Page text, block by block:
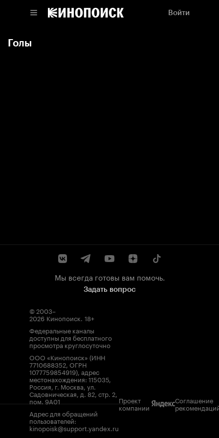
Войти
Голы
Мы всегда готовы вам помочь.
Задать вопрос
© 2003–
2026 Кинопоиск. 18+
Федеральные каналы
доступны для бесплатного
просмотра круглосуточно
ООО «Кинопоиск» (ИНН
7710688352, ОГРН
1077759854919), адрес
местонахождения: 115035,
Россия, г. Москва, ул.
Садовническая, д. 82, стр. 2,
пом. 9А01
Адрес для обращений
пользователей:
kinopoisk@support.yandex.ru
Проект
компании
Соглашение